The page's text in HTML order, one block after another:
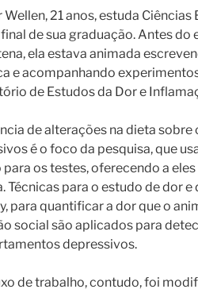
Wellen, 21 anos, estuda
de sua graduação. Antes
ela estava animada
e acompanhando
de Estudos da Dor e
de alterações na dieta
é o foco da pesquisa, que
os testes, oferecendo a
Técnicas para o estudo de dor
para quantificar a dor que o
social são aplicados para
depressivos.
de trabalho, contudo, foi